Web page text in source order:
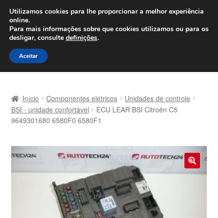
ENVIO a partir de 7 EUR
Seg-Sex, das 9h às 16h800 500 967
Ir
para
a
Saltar
para
o
Carrinho
Contato
Envio para todo o planeta
Início Componentes elétricos
Unidades de controle
BSI - unidade confortável
ECU LEAR BSI Citroën C5
9649301680 6580F0 6580F1
🔍
Utilizamos cookies para lhe proporcionar a melhor experiência
online.
Para mais informações sobre que cookies utilizamos ou para os
desligar, consulte definições.
Aceitar